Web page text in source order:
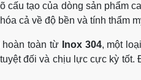
cấu tạo của dòng sản phẩm
cả về độ bền và tính thẩm
toàn từ Inox 304, một
đối và chịu lực cực kỳ